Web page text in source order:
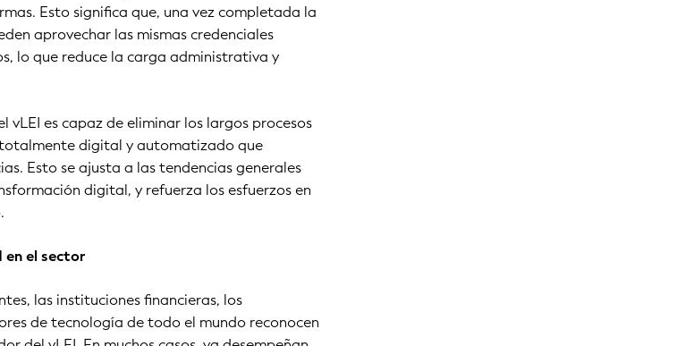
Esto significa que, una vez completada la
aprovechar las mismas credenciales
lo que reduce la carga administrativa y
vLEI es capaz de eliminar los largos procesos
digital y automatizado que
Esto se ajusta a las tendencias generales
digital, y refuerza los esfuerzos en
en el sector
las instituciones financieras, los
de tecnología de todo el mundo reconocen